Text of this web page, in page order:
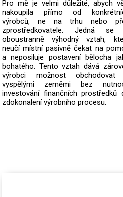
Pro mě je velmi důležité, abych
nakoupila přímo od
výrobců, ne na trhu nebo
zprostředkovatele. Jedná se
oboustranně výhodný vztah,
neučí místní pasivně čekat na
a neposiluje postavení bělocha
bohatého. Tento vztah dává
výrobci možnost
vyspělými zeměmi bez
investování finančních prostředků
zdokonalení výrobního procesu.